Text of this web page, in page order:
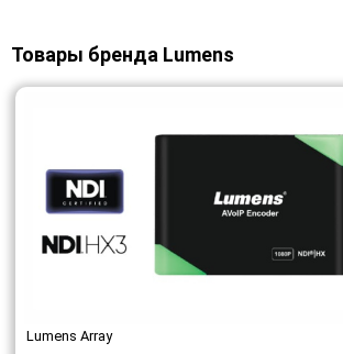
Товары бренда Lumens
Lumens Array